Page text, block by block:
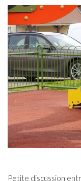
Petite discussion